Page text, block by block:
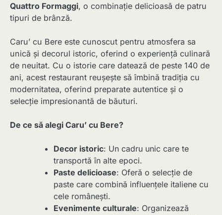
Quattro Formaggi, o combinație delicioasă de patru
tipuri de brânză.
Caru’ cu Bere este cunoscut pentru atmosfera sa
unică și decorul istoric, oferind o experiență culinară
de neuitat. Cu o istorie care datează de peste 140 de
ani, acest restaurant reușește să îmbină tradiția cu
modernitatea, oferind preparate autentice și o
selecție impresionantă de băuturi.
De ce să alegi Caru’ cu Bere?
Decor istoric: Un cadru unic care te
transportă în alte epoci.
Paste delicioase: Oferă o selecție de
paste care combină influențele italiene cu
cele românești.
Evenimente culturale: Organizează